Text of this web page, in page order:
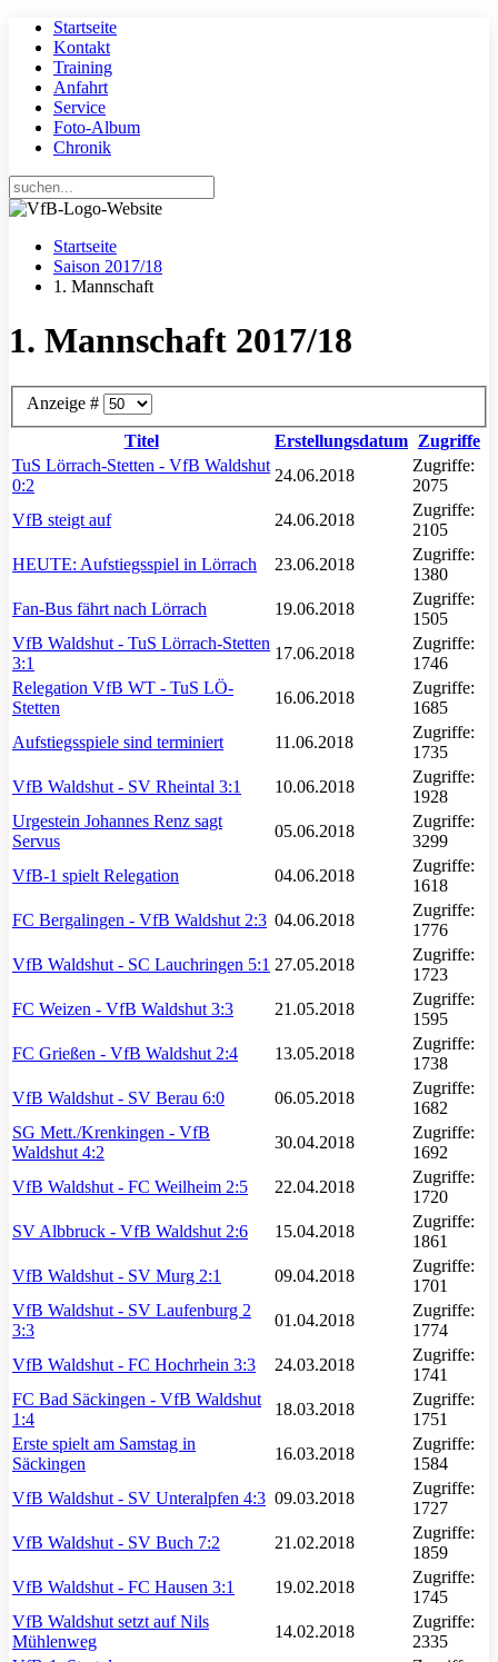
Startseite
Kontakt
Training
Anfahrt
Service
Foto-Album
Chronik
Startseite
Saison 2017/18
1. Mannschaft
1. Mannschaft 2017/18
Anzeige #
Titel
Erstellungsdatum Zugriffe
TuS Lörrach-Stetten - VfB Waldshut
0:2
24.06.2018
Zugriffe:
2075
VfB steigt auf
24.06.2018
Zugriffe:
2105
HEUTE: Aufstiegsspiel in Lörrach
23.06.2018
Zugriffe:
1380
Fan-Bus fährt nach Lörrach
19.06.2018
Zugriffe:
1505
VfB Waldshut - TuS Lörrach-Stetten
3:1
17.06.2018
Zugriffe:
1746
Relegation VfB WT - TuS LÖ-
Stetten
16.06.2018
Zugriffe:
1685
Aufstiegsspiele sind terminiert
11.06.2018
Zugriffe:
1735
VfB Waldshut - SV Rheintal 3:1
10.06.2018
Zugriffe:
1928
Urgestein Johannes Renz sagt
Servus
05.06.2018
Zugriffe:
3299
VfB-1 spielt Relegation
04.06.2018
Zugriffe:
1618
FC Bergalingen - VfB Waldshut 2:3 04.06.2018
Zugriffe:
1776
VfB Waldshut - SC Lauchringen 5:1 27.05.2018
Zugriffe:
1723
FC Weizen - VfB Waldshut 3:3
21.05.2018
Zugriffe:
1595
FC Grießen - VfB Waldshut 2:4
13.05.2018
Zugriffe:
1738
VfB Waldshut - SV Berau 6:0
06.05.2018
Zugriffe:
1682
SG Mett./Krenkingen - VfB
Waldshut 4:2
30.04.2018
Zugriffe:
1692
VfB Waldshut - FC Weilheim 2:5
22.04.2018
Zugriffe:
1720
SV Albbruck - VfB Waldshut 2:6
15.04.2018
Zugriffe:
1861
VfB Waldshut - SV Murg 2:1
09.04.2018
Zugriffe:
1701
VfB Waldshut - SV Laufenburg 2
3:3
01.04.2018
Zugriffe:
1774
VfB Waldshut - FC Hochrhein 3:3
24.03.2018
Zugriffe:
1741
FC Bad Säckingen - VfB Waldshut
1:4
18.03.2018
Zugriffe:
1751
Erste spielt am Samstag in
Säckingen
16.03.2018
Zugriffe:
1584
VfB Waldshut - SV Unteralpfen 4:3 09.03.2018
Zugriffe:
1727
VfB Waldshut - SV Buch 7:2
21.02.2018
Zugriffe:
1859
VfB Waldshut - FC Hausen 3:1
19.02.2018
Zugriffe:
1745
VfB Waldshut setzt auf Nils
Mühlenweg
14.02.2018
Zugriffe:
2335